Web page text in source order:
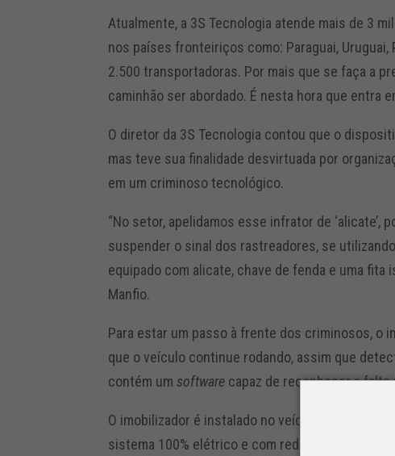
Atualmente, a 3S Tecnologia atende mais de 3
nos países fronteiriços como: Paraguai,
2.500 transportadoras. Por mais que se faça a
caminhão ser abordado. É nesta hora que entra
O diretor da 3S Tecnologia contou que o
mas teve sua finalidade desvirtuada por
em um criminoso tecnológico.
“No setor, apelidamos esse infrator de
suspender o sinal dos rastreadores, se
equipado com alicate, chave de fenda e uma fita
Manfio.
Para estar um passo à frente dos criminosos, o
que o veículo continue rodando, assim que
contém umsoftware capaz de reconhecer a
O imobilizador é instalado no veículo em um
sistema 100% elétrico e com rede de dados